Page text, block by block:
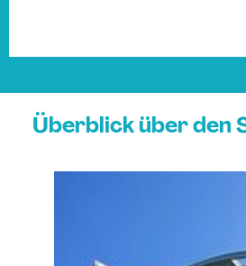
Überblick über den